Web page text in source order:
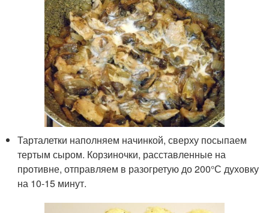
Тарталетки наполняем начинкой, сверху посыпаем
тертым сыром. Корзиночки, расставленные на
противне, отправляем в разогретую до 200°С духовку
на 10-15 минут.